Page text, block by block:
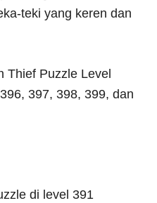
teki yang keren dan
Thief Puzzle Level
397, 398, 399, dan
di level 391